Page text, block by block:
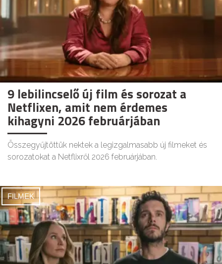
9 lebilincselő új film és sorozat a
Netflixen, amit nem érdemes
kihagyni 2026 februárjában
Összegyűjtöttük nektek a legizgalmasabb új filmeket és
sorozatokat a Netflixről 2026 februárjában.
FILMEK